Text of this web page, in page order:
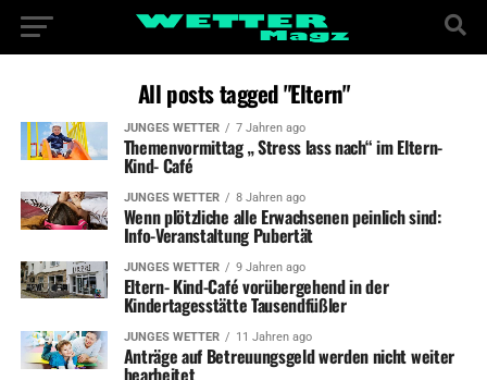
All posts tagged "Eltern"
JUNGES WETTER 7 Jahren ago
Themenvormittag „ Stress lass nach“ im Eltern-
Kind- Café
JUNGES WETTER 8 Jahren ago
Wenn plötzliche alle Erwachsenen peinlich sind:
Info-Veranstaltung Pubertät
JUNGES WETTER 9 Jahren ago
Eltern- Kind-Café vorübergehend in der
Kindertagesstätte Tausendfüßler
JUNGES WETTER 11 Jahren ago
Anträge auf Betreuungsgeld werden nicht weiter
bearbeitet